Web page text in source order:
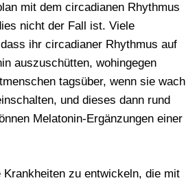
mit dem circadianen Rhythmus
nicht der Fall ist. Viele
ihr circadianer Rhythmus auf
auszuschütten, wohingegen
tagsüber, wenn sie wach
und dieses dann rund
Melatonin-Ergänzungen einer
zu entwickeln, die mit